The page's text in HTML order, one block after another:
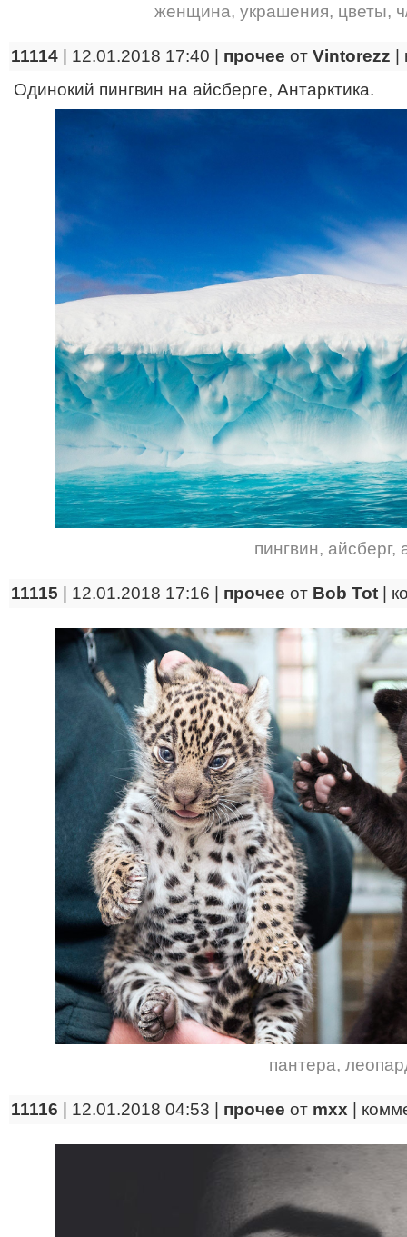
женщина, украшения, цветы,
11114 | 12.01.2018 17:40 | прочее от Vintorezz
Одинокий пингвин на айсберге, Антарктика.
пингвин, айсберг,
11115 | 12.01.2018 17:16 | прочее от Bob Tot
пантера,
11116 | 12.01.2018 04:53 | прочее от mxx